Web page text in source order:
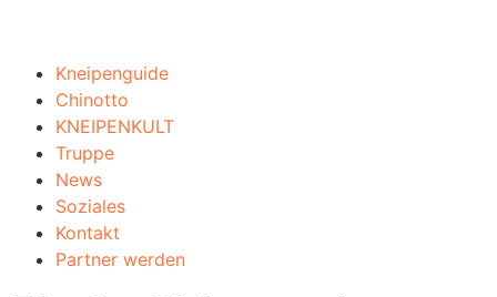
Kneipenguide
Chinotto
KNEIPENKULT
Truppe
News
Soziales
Kontakt
Partner werden